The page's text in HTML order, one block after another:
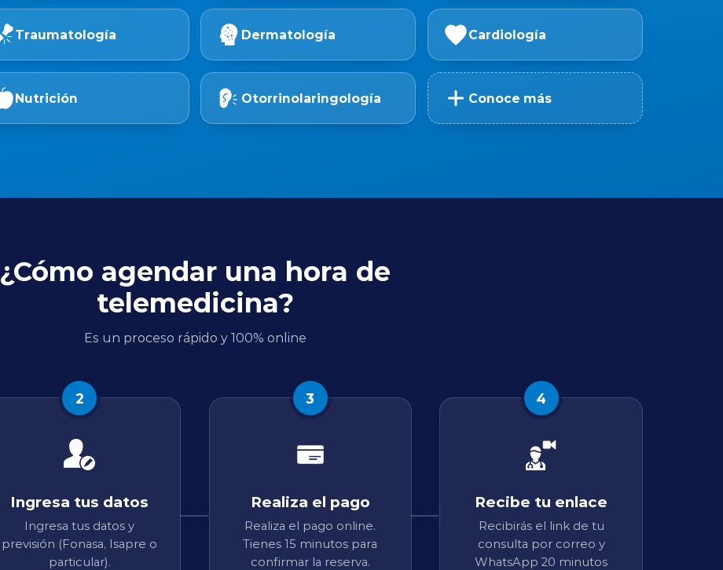
Traumatología Dermatología Cardiología
Nutrición Otorrinolaringología Conoce más
¿Cómo agendar una hora de
telemedicina?
Es un proceso rápido y 100% online
2
Ingresa tus datos
Ingresa tus datos y
previsión (Fonasa, Isapre o
particular).
3
Realiza el pago
Realiza el pago online.
Tienes 15 minutos para
confirmar la reserva.
4
Recibe tu enlace
Recibirás el link de tu
consulta por correo y
WhatsApp 20 minutos